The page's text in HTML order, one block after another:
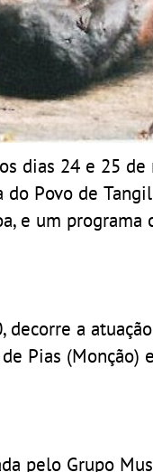
dias 24 e 25
Povo de
e um programa
a
Pias (Monção)
pelo Grupo